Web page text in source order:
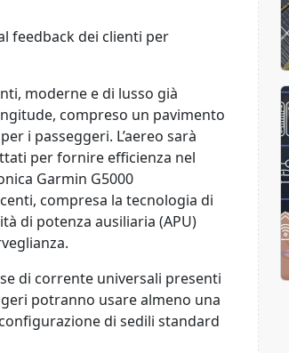
feedback dei clienti per
moderne e di lusso già
compreso un pavimento
i passeggeri. L’aereo sarà
per fornire efficienza nel
Garmin G5000
compresa la tecnologia di
di potenza ausiliaria (APU)
di corrente universali presenti
potranno usare almeno una
di sedili standard